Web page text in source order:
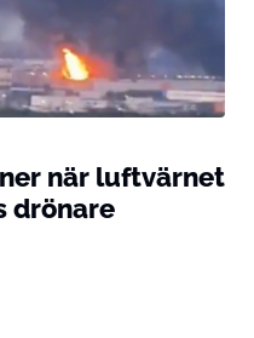
när luftvärnet
drönare